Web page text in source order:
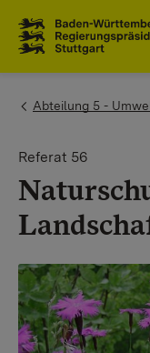
You are here:
Abteilung 5 -
Referat 56